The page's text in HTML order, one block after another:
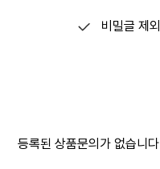
비밀글 제외
등록된 상품문의가 없습니다